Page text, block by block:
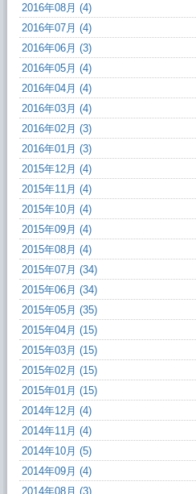
2016年08月 (4)
2016年07月 (4)
2016年06月 (3)
2016年05月 (4)
2016年04月 (4)
2016年03月 (4)
2016年02月 (3)
2016年01月 (3)
2015年12月 (4)
2015年11月 (4)
2015年10月 (4)
2015年09月 (4)
2015年08月 (4)
2015年07月 (34)
2015年06月 (34)
2015年05月 (35)
2015年04月 (15)
2015年03月 (15)
2015年02月 (15)
2015年01月 (15)
2014年12月 (4)
2014年11月 (4)
2014年10月 (5)
2014年09月 (4)
2014年08月 (3)